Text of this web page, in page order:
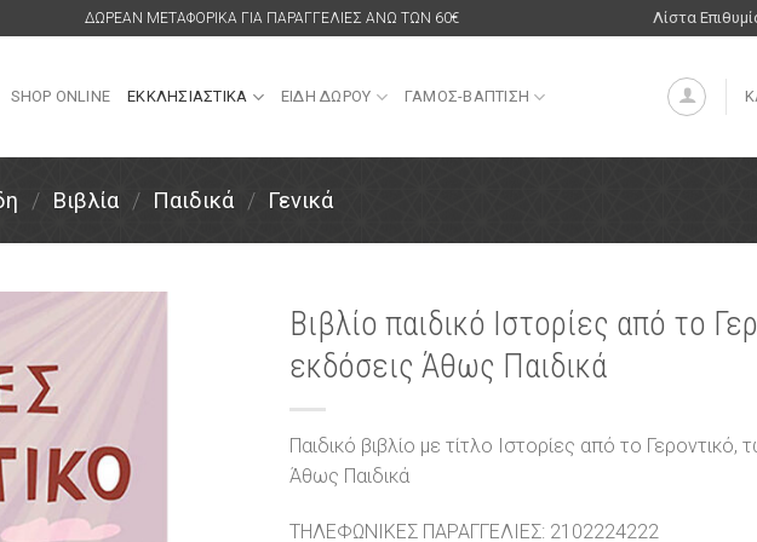
ΔΩΡΕΑΝ ΜΕΤΑΦΟΡΙΚΑ ΓΙΑ ΠΑΡΑΓΓΕΛΙΕΣ ΑΝΩ ΤΩΝ 60€ Λίστα
SHOP ONLINE ΕΚΚΛΗΣΙΑΣΤΙΚΑ ΕΙΔΗ ΔΩΡΟΥ ΓΑΜΟΣ-ΒΑΠΤΙΣΗ
/ Βιβλία / Παιδικά / Γενικά
Βιβλίο παιδικό Ιστορίες από το
εκδόσεις Άθως Παιδικά
Παιδικό βιβλίο με τίτλο Ιστορίες από το
Άθως Παιδικά
ΤΗΛΕΦΩΝΙΚΕΣ ΠΑΡΑΓΓΕΛΙΕΣ: 2102224222